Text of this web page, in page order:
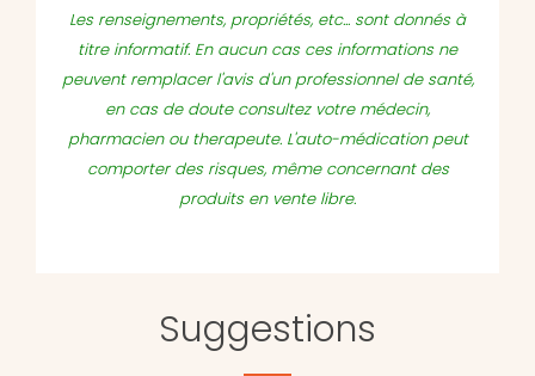
Les renseignements, propriétés, etc... sont donnés à
titre informatif. En aucun cas ces informations ne
peuvent remplacer l'avis d'un professionnel de santé,
en cas de doute consultez votre médecin,
pharmacien ou therapeute. L'auto-médication peut
comporter des risques, même concernant des
produits en vente libre.
Suggestions